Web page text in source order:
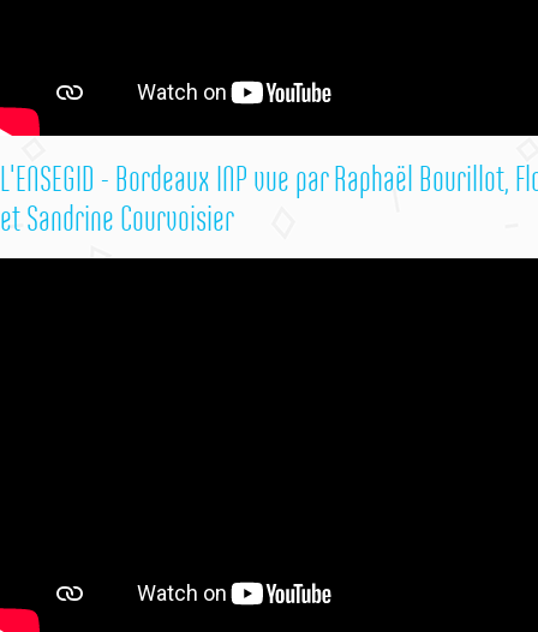
L'ENSEGID - Bordeaux INP vue par Raphaël Bourillot,
et Sandrine Courvoisier